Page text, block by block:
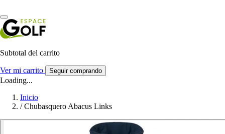
Subtotal del carrito
Ver mi carrito Seguir comprando
Loading...
Inicio
/ Chubasquero Abacus Links